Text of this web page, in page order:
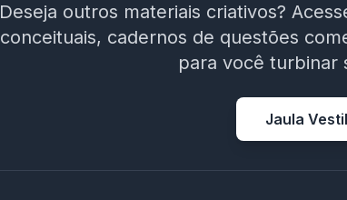
Deseja outros materiais criativos?
conceituais, cadernos de questões
para você turbinar
Jaula